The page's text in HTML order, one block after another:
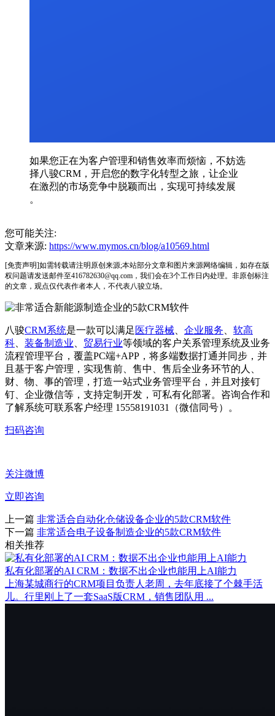
如果您正在为客户管理和销售效率而烦恼，不妨选
择八骏CRM，开启您的数字化转型之旅，让企业
在激烈的市场竞争中脱颖而出，实现可持续发展
。
您可能关注:
文章来源: https://www.mymos.cn/blog/a10569.html
[免责声明]如需转载请注明原创来源;本站部分文章和图片来源网络编辑，如存在版
权问题请发送邮件至416782630@qq.com，我们会在3个工作日内处理。非原创标注
的文章，观点仅代表作者本人，不代表八骏立场。
八骏CRM系统是一款可以满足 医疗器械 企业服务
软高
科
装备制造业 贸易行业等领域的客户关系管理系统及业务
流程管理平台，覆盖PC端+APP，将多端数据打通并同步，并
且基于客户管理，实现售前、售中、售后全业务环节的人、
财、物、事的管理，打造一站式业务管理平台，并且对接钉
钉、企业微信等，支持定制开发，可私有化部署。咨询合作和
了解系统可联系客户经理 15558191031（微信同号）。
扫码咨询
关注微博
立即咨询
上一篇 非常适合自动化仓储设备企业的5款CRM软件
下一篇 非常适合电子设备制造企业的5款CRM软件
相关推荐
私有化部署的AI CRM：数据不出企业也能用上AI能力
上海某城商行的CRM项目负责人老周，去年底接了个棘手活
儿。行里刚上了一套SaaS版CRM，销售团队用 ...